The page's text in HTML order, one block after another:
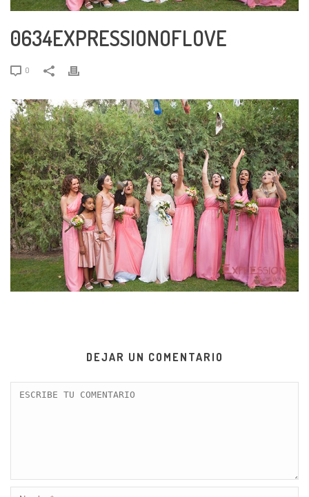
0634EXPRESSIONOFLOVE
0
DEJAR UN COMENTARIO